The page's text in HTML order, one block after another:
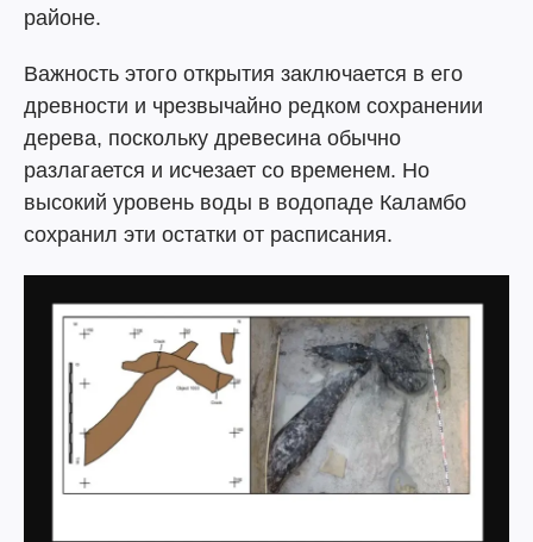
районе.
Важность этого открытия заключается в его
древности и чрезвычайно редком сохранении
дерева, поскольку древесина обычно
разлагается и исчезает со временем. Но
высокий уровень воды в водопаде Каламбо
сохранил эти остатки от расписания.